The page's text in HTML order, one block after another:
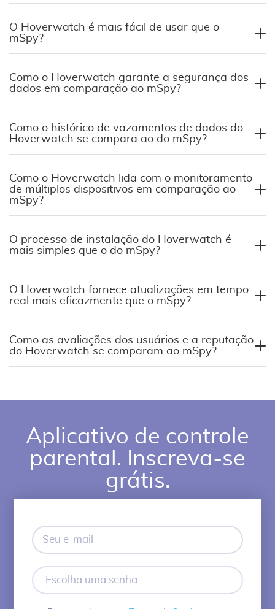
O Hoverwatch é mais fácil de usar que o
mSpy?
Como o Hoverwatch garante a segurança dos
dados em comparação ao mSpy?
Como o histórico de vazamentos de dados do
Hoverwatch se compara ao do mSpy?
Como o Hoverwatch lida com o monitoramento
de múltiplos dispositivos em comparação ao
mSpy?
O processo de instalação do Hoverwatch é
mais simples que o do mSpy?
O Hoverwatch fornece atualizações em tempo
real mais eficazmente que o mSpy?
Como as avaliações dos usuários e a reputação
do Hoverwatch se comparam ao mSpy?
Aplicativo de controle
parental. Inscreva-se
grátis.
uma